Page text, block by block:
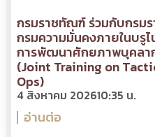
กรมราชทัณฑ์ ร่วมกับกรม
กรมความมั่นคงภายในบรู
การพัฒนาศักยภาพบุคลา
(Joint Training on
Ops)
4 สิงหาคม 202610:35 น.
อ่านต่อ